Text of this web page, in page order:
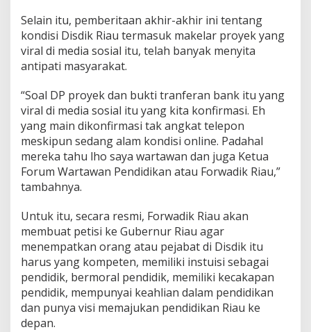
!
Selain itu, pemberitaan akhir-akhir ini tentang
kondisi Disdik Riau termasuk makelar proyek yang
viral di media sosial itu, telah banyak menyita
antipati masyarakat.
“Soal DP proyek dan bukti tranferan bank itu yang
viral di media sosial itu yang kita konfirmasi. Eh
yang main dikonfirmasi tak angkat telepon
meskipun sedang alam kondisi online. Padahal
mereka tahu lho saya wartawan dan juga Ketua
Forum Wartawan Pendidikan atau Forwadik Riau,”
tambahnya.
Untuk itu, secara resmi, Forwadik Riau akan
membuat petisi ke Gubernur Riau agar
menempatkan orang atau pejabat di Disdik itu
harus yang kompeten, memiliki instuisi sebagai
pendidik, bermoral pendidik, memiliki kecakapan
pendidik, mempunyai keahlian dalam pendidikan
dan punya visi memajukan pendidikan Riau ke
depan.